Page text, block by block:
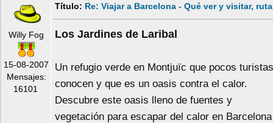
Willy Fog
15-08-2007
Mensajes:
16101
Título: Re: Viajar a Barcelona - Qué ver y visitar,
Los Jardines de Laribal
Un refugio verde en Montjuïc que pocos turistas
conocen y que es un oasis contra el calor.
Descubre este oasis lleno de fuentes y
vegetación para escapar del calor en Barcelona